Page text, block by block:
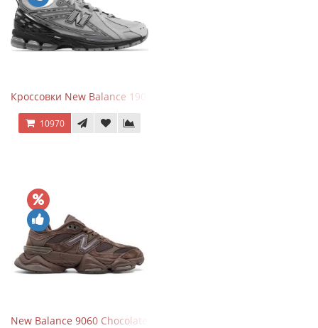
Кроссовки New Balance 1906R Brighton Grey
10970
New Balance 9060 Chocolate Brown